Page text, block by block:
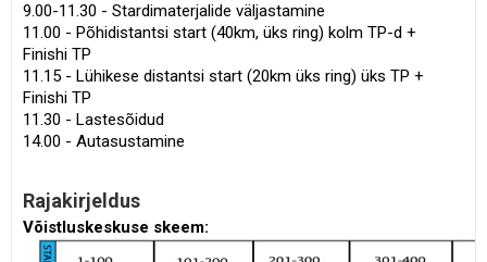
9.00-11.30 - Stardimaterjalide väljastamine
11.00 - Põhidistantsi start (40km, üks ring) kolm TP-d +
Finishi TP
11.15 - Lühikese distantsi start (20km üks ring) üks TP +
Finishi TP
11.30 - Lastesõidud
14.00 - Autasustamine
Rajakirjeldus
Võistluskeskuse skeem: